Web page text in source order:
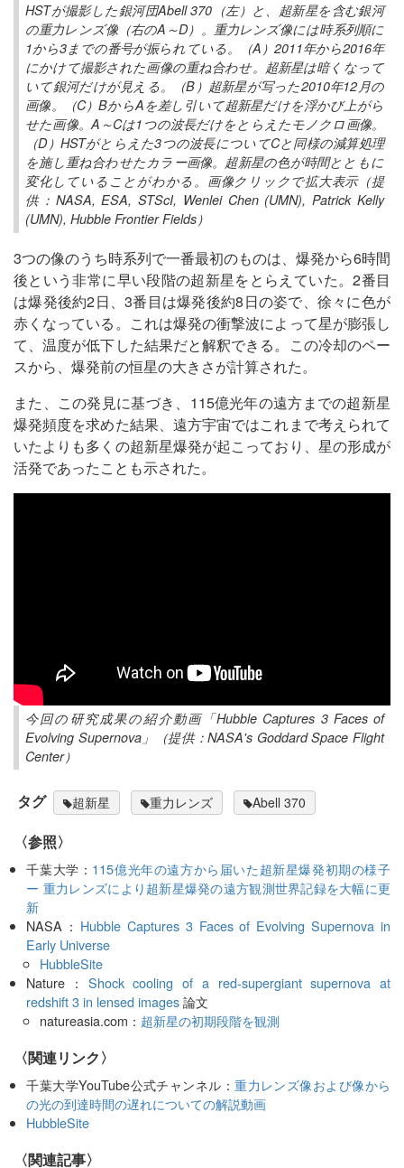
HSTが撮影した銀河団Abell 370（左）と、超新星を含む銀河
の重力レンズ像（右のA～D）。重力レンズ像には時系列順に
1から3までの番号が振られている。（A）2011年から2016年
にかけて撮影された画像の重ね合わせ。超新星は暗くなって
いて銀河だけが見える。（B）超新星が写った2010年12月の
画像。（C）BからAを差し引いて超新星だけを浮かび上がら
せた画像。A～Cは1つの波長だけをとらえたモノクロ画像。
（D）HSTがとらえた3つの波長についてCと同様の減算処理
を施し重ね合わせたカラー画像。超新星の色が時間とともに
変化していることがわかる。画像クリックで拡大表示（提
供：NASA, ESA, STScI, Wenlei Chen (UMN), Patrick Kelly
(UMN), Hubble Frontier Fields）
3つの像のうち時系列で一番最初のものは、爆発から6時間
後という非常に早い段階の超新星をとらえていた。2番目
は爆発後約2日、3番目は爆発後約8日の姿で、徐々に色が
赤くなっている。これは爆発の衝撃波によって星が膨張し
て、温度が低下した結果だと解釈できる。この冷却のペー
スから、爆発前の恒星の大きさが計算された。
また、この発見に基づき、115億光年の遠方までの超新星
爆発頻度を求めた結果、遠方宇宙ではこれまで考えられて
いたよりも多くの超新星爆発が起こっており、星の形成が
活発であったことも示された。
今回の研究成果の紹介動画「Hubble Captures 3 Faces of
Evolving Supernova」（提供：NASA's Goddard Space Flight
Center）
タグ 超新星 重力レンズ Abell 370
〈参照〉
千葉大学： 115億光年の遠方から届いた超新星爆発初期の様子
ー 重力レンズにより超新星爆発の遠方観測世界記録を大幅に更
新
NASA： Hubble Captures 3 Faces of Evolving Supernova in
Early Universe
HubbleSite
Nature： Shock cooling of a red-supergiant supernova at
redshift 3 in lensed images論文
natureasia.com： 超新星の初期段階を観測
〈関連リンク〉
千葉大学YouTube公式チャンネル：重力レンズ像および像から
の光の到達時間の遅れについての解説動画
HubbleSite
関連記事